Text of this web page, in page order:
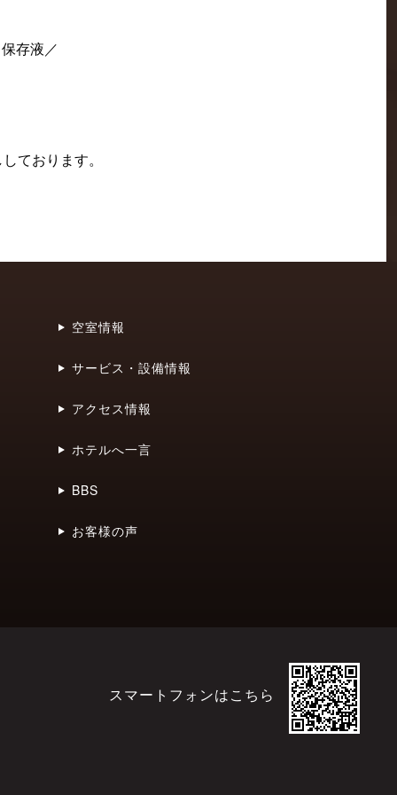
存液／
ております。
空室情報
サービス・設備情報
アクセス情報
ホテルへ一言
BBS
お客様の声
スマートフォンはこちら